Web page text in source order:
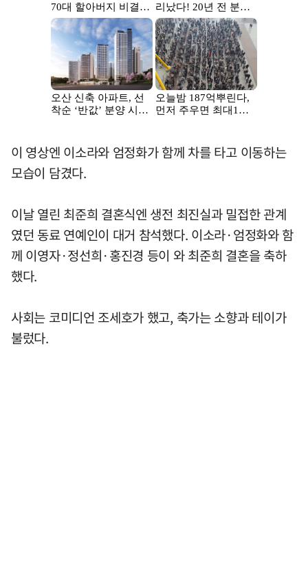
이 영상엔 이소라와 엄정화가 함께 차를 타고 이동하는
모습이 담겼다.
이날 열린 최준희 결혼식엔 생전 최진실과 밀접한 관계
였던 동료 연예인이 대거 참석했다. 이소라·엄정화와 함
께 이영자·정선희·홍진경 등이 와 최준희 결혼을 축하
했다.
사회는 코미디언 조세호가 했고, 축가는 소향과 테이가
불렀다.